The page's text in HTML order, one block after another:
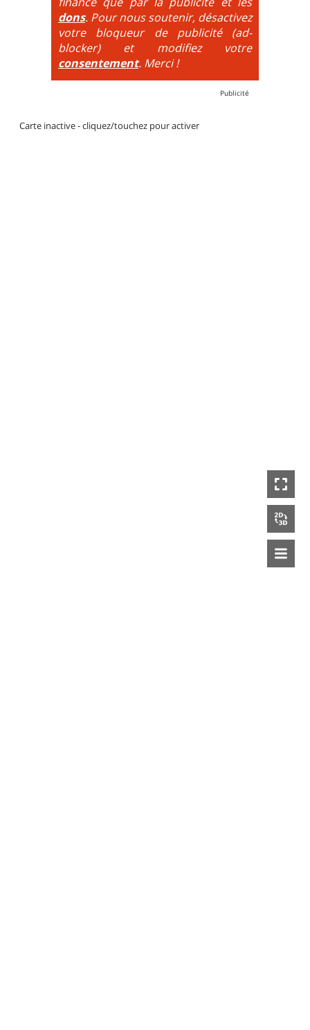
dons. Pour nous soutenir, désactivez
votre bloqueur de publicité (ad-
blocker) et modifiez votre
consentement. Merci !